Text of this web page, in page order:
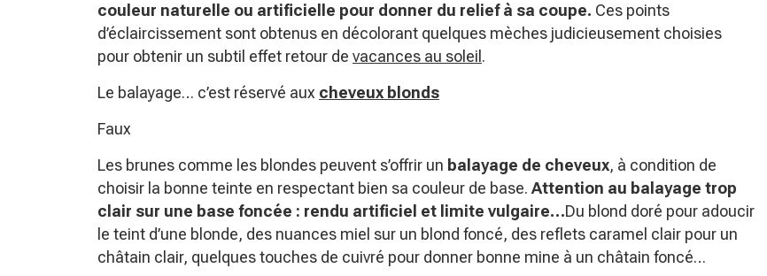
couleur naturelle ou artificielle pour donner du relief à sa coupe. Ces points
d’éclaircissement sont obtenus en décolorant quelques mèches judicieusement choisies
pour obtenir un subtil effet retour de vacances au soleil .
Le balayage… c’est réservé aux cheveux blonds
Faux
Les brunes comme les blondes peuvent s’offrir un balayage de cheveux, à condition de
choisir la bonne teinte en respectant bien sa couleur de base. Attention au balayage trop
clair sur une base foncée : rendu artificiel et limite vulgaire…Du blond doré pour adoucir
le teint d’une blonde, des nuances miel sur un blond foncé, des reflets caramel clair pour un
châtain clair, quelques touches de cuivré pour donner bonne mine à un châtain foncé…